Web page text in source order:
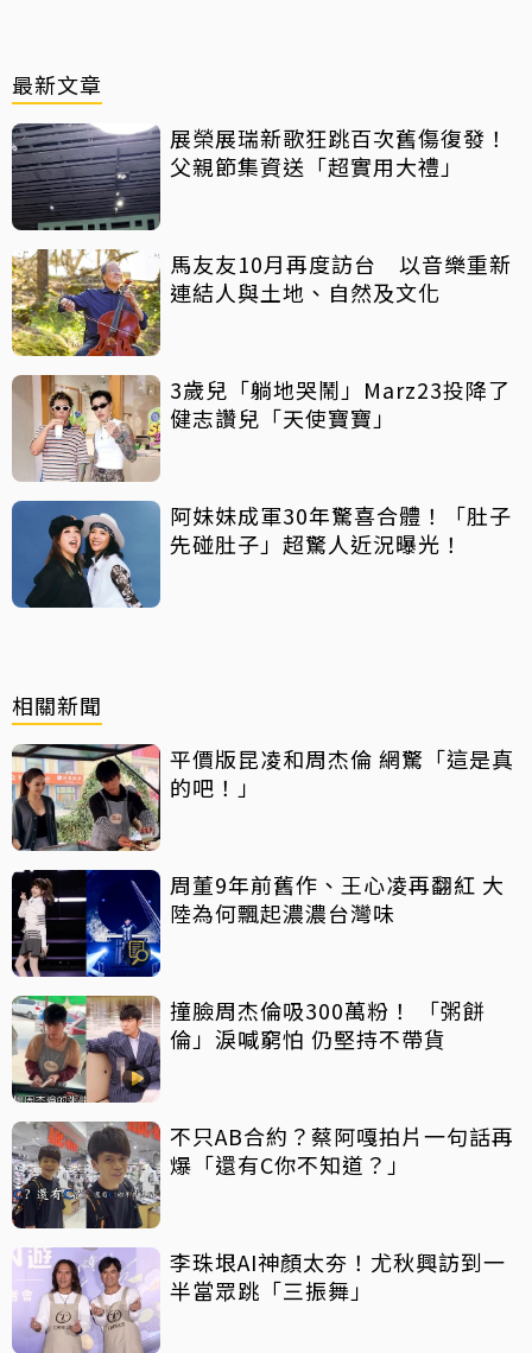
最新文章
展榮展瑞新歌狂跳百次舊傷復發！
父親節集資送「超實用大禮」
馬友友10月再度訪台 以音樂重新
連結人與土地、自然及文化
3歲兒「躺地哭鬧」Marz23投降了
健志讚兒「天使寶寶」
阿妹妹成軍30年驚喜合體！「肚子
先碰肚子」超驚人近況曝光！
相關新聞
平價版昆凌和周杰倫 網驚「這是真
的吧！」
周董9年前舊作、王心凌再翻紅 大
陸為何飄起濃濃台灣味
撞臉周杰倫吸300萬粉！ 「粥餅
倫」淚喊窮怕 仍堅持不帶貨
不只AB合約？蔡阿嘎拍片一句話再
爆「還有C你不知道？」
李珠垠AI神顏太夯！尤秋興訪到一
半當眾跳「三振舞」